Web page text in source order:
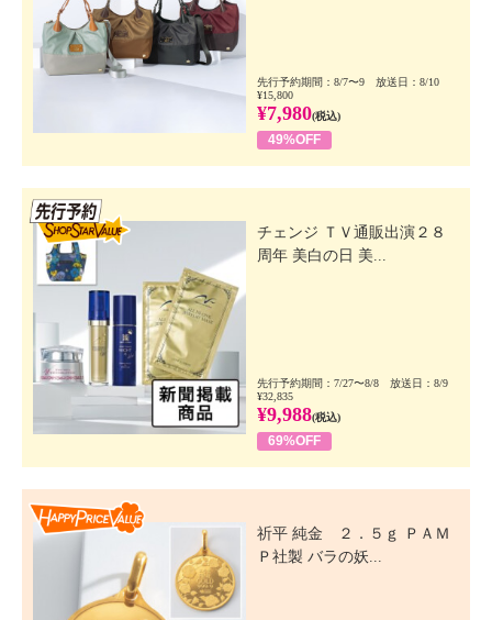
先行予約期間：8/7〜9 放送日：8/10
¥15,800
¥7,980(税込)
49%OFF
チェンジ ＴＶ通販出演２８
周年 美白の日 美...
先行予約期間：7/27〜8/8 放送日：8/9
¥32,835
¥9,988(税込)
69%OFF
祈平 純金 ２．５ｇ ＰＡＭ
Ｐ社製 バラの妖...